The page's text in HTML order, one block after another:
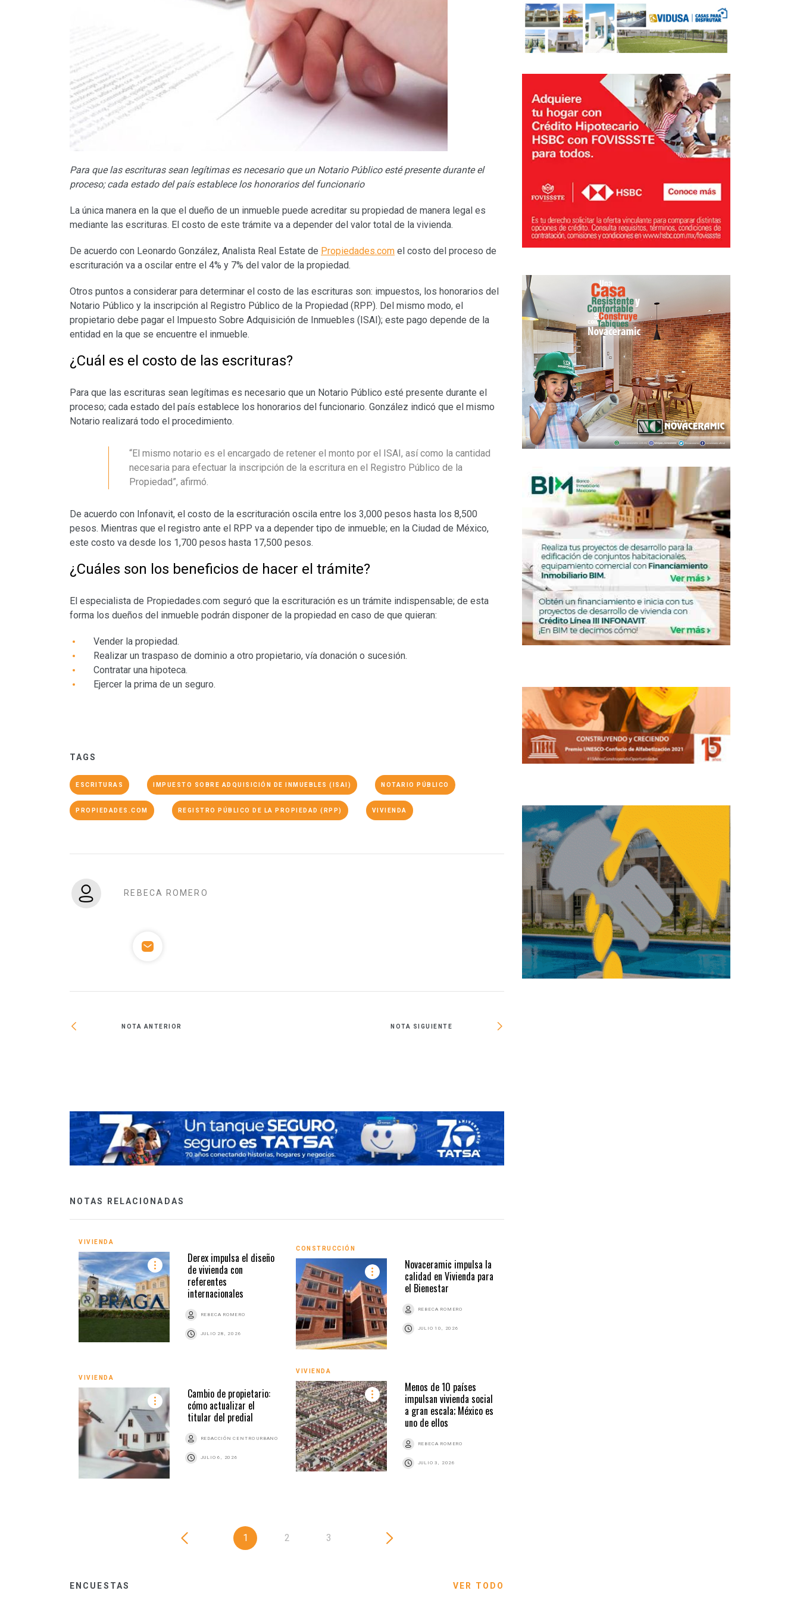
Para que las escrituras sean legítimas es necesario que un Notario Público esté presente durante el
proceso; cada estado del país establece los honorarios del funcionario
La única manera en la que el dueño de un inmueble puede acreditar su propiedad de manera legal es
mediante las escrituras. El costo de este trámite va a depender del valor total de la vivienda.
De acuerdo con Leonardo González, Analista Real Estate de Propiedades.com el costo del proceso de
escrituración va a oscilar entre el 4% y 7% del valor de la propiedad.
Otros puntos a considerar para determinar el costo de las escrituras son: impuestos, los honorarios del
Notario Público y la inscripción al Registro Público de la Propiedad (RPP). Del mismo modo, el
propietario debe pagar el Impuesto Sobre Adquisición de Inmuebles (ISAI); este pago depende de la
entidad en la que se encuentre el inmueble.
¿Cuál es el costo de las escrituras?
Para que las escrituras sean legítimas es necesario que un Notario Público esté presente durante el
proceso; cada estado del país establece los honorarios del funcionario. González indicó que el mismo
Notario realizará todo el procedimiento.
“El mismo notario es el encargado de retener el monto por el ISAI, así como la cantidad
necesaria para efectuar la inscripción de la escritura en el Registro Público de la
Propiedad”, afirmó.
De acuerdo con Infonavit, el costo de la escrituración oscila entre los 3,000 pesos hasta los 8,500
pesos. Mientras que el registro ante el RPP va a depender tipo de inmueble; en la Ciudad de México,
este costo va desde los 1,700 pesos hasta 17,500 pesos.
¿Cuáles son los beneficios de hacer el trámite?
El especialista de Propiedades.com seguró que la escrituración es un trámite indispensable; de esta
forma los dueños del inmueble podrán disponer de la propiedad en caso de que quieran:
Vender la propiedad.
Realizar un traspaso de dominio a otro propietario, vía donación o sucesión.
Contratar una hipoteca.
Ejercer la prima de un seguro.
TAGS
ESCRITURAS IMPUESTO SOBRE ADQUISICIÓN DE INMUEBLES (ISAI) NOTARIO PÚBLICO
PROPIEDADES.COM REGISTRO PÚBLICO DE LA PROPIEDAD (RPP) VIVIENDA
REBECA ROMERO
NOTA ANTERIOR NOTA SIGUIENTE
NOTAS RELACIONADAS
VIVIENDA
Derex impulsa el diseño
de vivienda con
referentes
internacionales
REBECA ROMERO
JULIO 28, 2026
CONSTRUCCIÓN
Novaceramic impulsa la
calidad en Vivienda para
el Bienestar
REBECA ROMERO
JULIO 10, 2026
VIVIENDA
Cambio de propietario:
cómo actualizar el
titular del predial
REDACCIÓN CENTRO URBANO
JULIO 6, 2026
VIVIENDA
Menos de 10 países
impulsan vivienda social
a gran escala; México es
uno de ellos
REBECA ROMERO
JULIO 3, 2026
1 2 3
ENCUESTAS VER TODO